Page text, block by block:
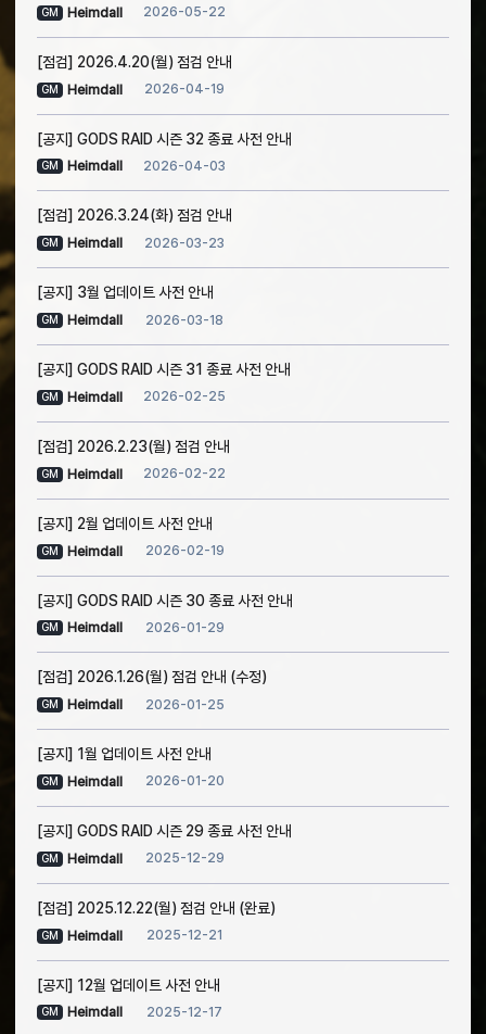
GM Heimdall 2026-05-22
[점검] 2026.4.20(월) 점검 안내
GM Heimdall 2026-04-19
[공지] GODS RAID 시즌 32 종료 사전 안내
GM Heimdall 2026-04-03
[점검] 2026.3.24(화) 점검 안내
GM Heimdall 2026-03-23
[공지] 3월 업데이트 사전 안내
GM Heimdall 2026-03-18
[공지] GODS RAID 시즌 31 종료 사전 안내
GM Heimdall 2026-02-25
[점검] 2026.2.23(월) 점검 안내
GM Heimdall 2026-02-22
[공지] 2월 업데이트 사전 안내
GM Heimdall 2026-02-19
[공지] GODS RAID 시즌 30 종료 사전 안내
GM Heimdall 2026-01-29
[점검] 2026.1.26(월) 점검 안내 (수정)
GM Heimdall 2026-01-25
[공지] 1월 업데이트 사전 안내
GM Heimdall 2026-01-20
[공지] GODS RAID 시즌 29 종료 사전 안내
GM Heimdall 2025-12-29
[점검] 2025.12.22(월) 점검 안내 (완료)
GM Heimdall 2025-12-21
[공지] 12월 업데이트 사전 안내
GM Heimdall 2025-12-17